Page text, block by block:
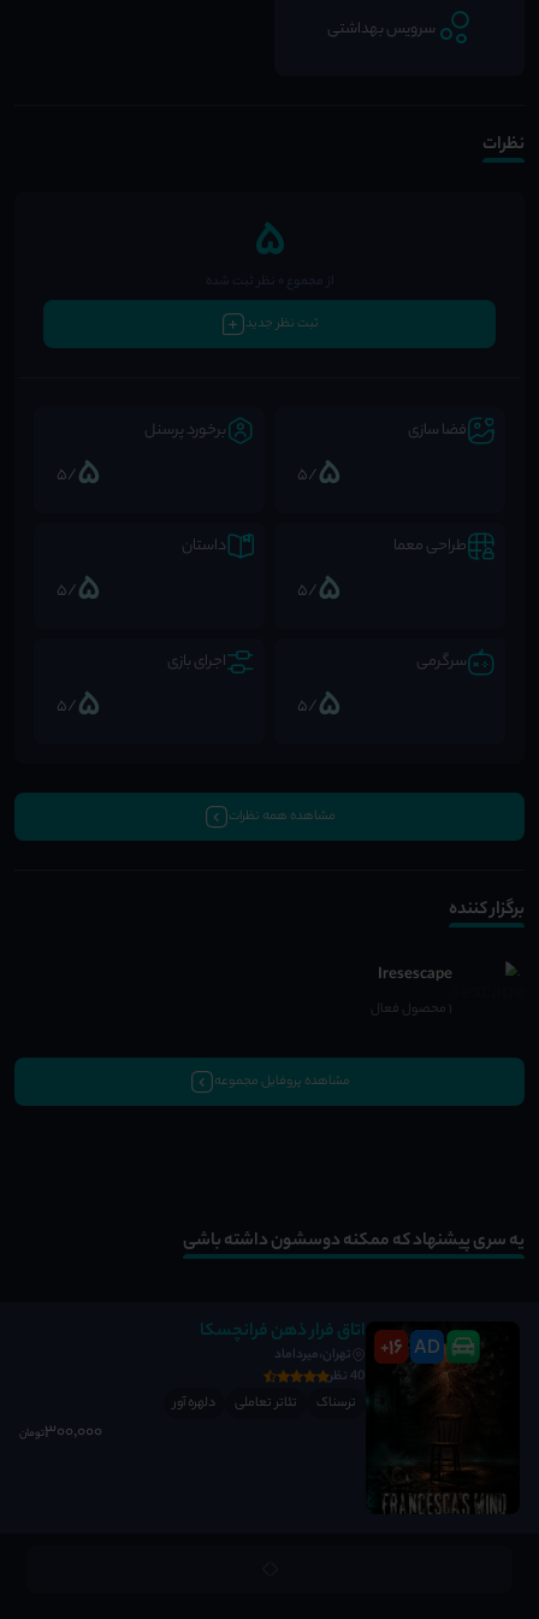
سرویس بهداشتی
نظرات
5از مجموع 0 نظر ثبت شده
ثبت نظر جدید
فضا سازی
5
/5
برخورد پرسنل
5
/5
طراحی معما
5
/5
داستان
5
/5
سرگرمی
5
/5
اجرای بازی
5
/5
مشاهده همه نظرات
برگزار کننده
Iresescape
1 محصول فعال
مشاهده پروفایل مجموعه
یه سری پیشنهاد که ممکنه دوسشون داشته باشی
AD
16
+
اتاق فرار ذهن فرانچسکا
تهران،میرداماد
40 نظر
ترسناک
تئاتر تعاملی دلهره آور
300٬000تومان